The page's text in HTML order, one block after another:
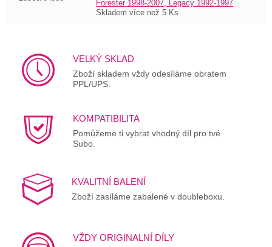
Forester 1998-2007, Legacy 1992-1997
Skladem více než 5 Ks
VELKÝ SKLAD
Zboží skladem vždy odesíláme obratem
PPL/UPS.
KOMPATIBILITA
Pomůžeme ti vybrat vhodný díl pro tvé
Subo.
KVALITNÍ BALENÍ
Zboží zasíláme zabalené v doubleboxu.
VŽDY ORIGINALNÍ DÍLY